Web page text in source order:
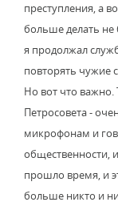
преступления, а
больше делать не
я продолжал
повторять чужие
Но вот что важно.
Петросовета -
микрофонам и
общественности,
прошло время, и
больше никто и